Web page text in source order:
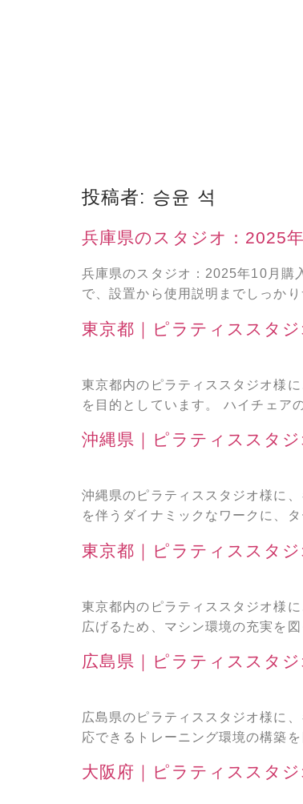
投稿者: 승윤 석
兵庫県のスタジオ：2025
兵庫県のスタジオ：2025年10月購
で、設置から使用説明までしっか
東京都｜ピラティススタ
東京都内のピラティススタジオ様
を目的としています。 ハイチェア
沖縄県｜ピラティススタ
沖縄県のピラティススタジオ様に
を伴うダイナミックなワークに、
東京都｜ピラティススタ
東京都内のピラティススタジオ様
広げるため、マシン環境の充実を
広島県｜ピラティススタ
広島県のピラティススタジオ様に
応できるトレーニング環境の構築
大阪府｜ピラティススタ